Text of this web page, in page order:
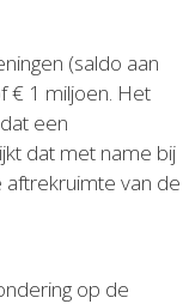
(saldo aan
€ 1 miljoen. Het
een
dat met name bij
aftrekruimte van de
op de